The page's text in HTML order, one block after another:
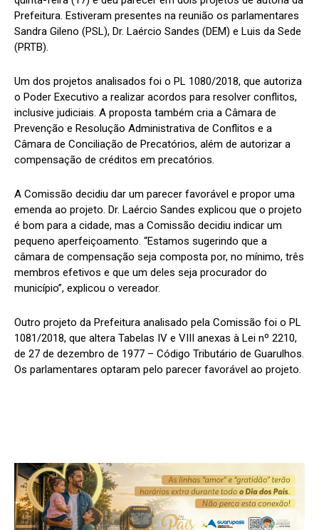
Prefeitura. Estiveram presentes na reunião os parlamentares
Sandra Gileno (PSL), Dr. Laércio Sandes (DEM) e Luis da Sede
(PRTB).
Um dos projetos analisados foi o PL 1080/2018, que autoriza
o Poder Executivo a realizar acordos para resolver conflitos,
inclusive judiciais. A proposta também cria a Câmara de
Prevenção e Resolução Administrativa de Conflitos e a
Câmara de Conciliação de Precatórios, além de autorizar a
compensação de créditos em precatórios.
A Comissão decidiu dar um parecer favorável e propor uma
emenda ao projeto. Dr. Laércio Sandes explicou que o projeto
é bom para a cidade, mas a Comissão decidiu indicar um
pequeno aperfeiçoamento. “Estamos sugerindo que a
câmara de compensação seja composta por, no mínimo, três
membros efetivos e que um deles seja procurador do
município”, explicou o vereador.
Outro projeto da Prefeitura analisado pela Comissão foi o PL
1081/2018, que altera Tabelas IV e VIII anexas à Lei nº 2210,
de 27 de dezembro de 1977 – Código Tributário de Guarulhos.
Os parlamentares optaram pelo parecer favorável ao projeto.